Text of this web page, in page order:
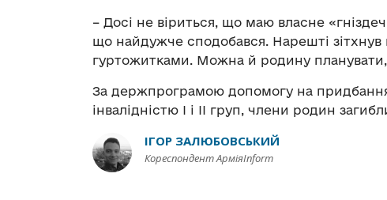
– Досі не віриться, що маю власне
що найдужче сподобався. Нарешті зітхнув
гуртожитками. Можна й родину
За держпрограмою допомогу на
інвалідністю І і ІІ груп, члени родин
ІГОР ЗАЛЮБОВСЬКИЙ
Кореспондент АрміяInform